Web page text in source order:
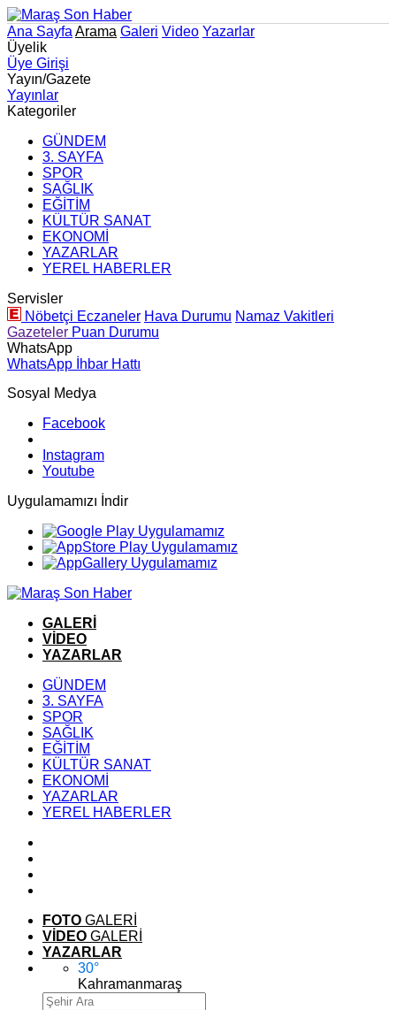
Ana Sayfa Arama Galeri Video Yazarlar
Üyelik
Üye Girişi
Yayın/Gazete
Yayınlar
Kategoriler
GÜNDEM
3. SAYFA
SPOR
SAĞLIK
EĞİTİM
KÜLTÜR SANAT
EKONOMİ
YAZARLAR
YEREL HABERLER
Servisler
Nöbetçi Eczaneler Hava Durumu Namaz Vakitleri
Gazeteler Puan Durumu
WhatsApp
WhatsApp İhbar Hattı
Sosyal Medya
Facebook
Instagram
Youtube
Uygulamamızı İndir
GALERİ
VİDEO
YAZARLAR
GÜNDEM
3. SAYFA
SPOR
SAĞLIK
EĞİTİM
KÜLTÜR SANAT
EKONOMİ
YAZARLAR
YEREL HABERLER
FOTO GALERİ
VİDEO GALERİ
YAZARLAR
30°
Kahramanmaraş